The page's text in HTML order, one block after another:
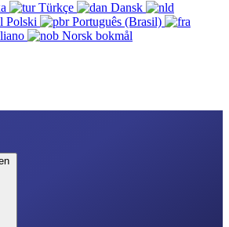
Türkçe
Dansk
Polski
Português (Brasil)
Norsk bokmål